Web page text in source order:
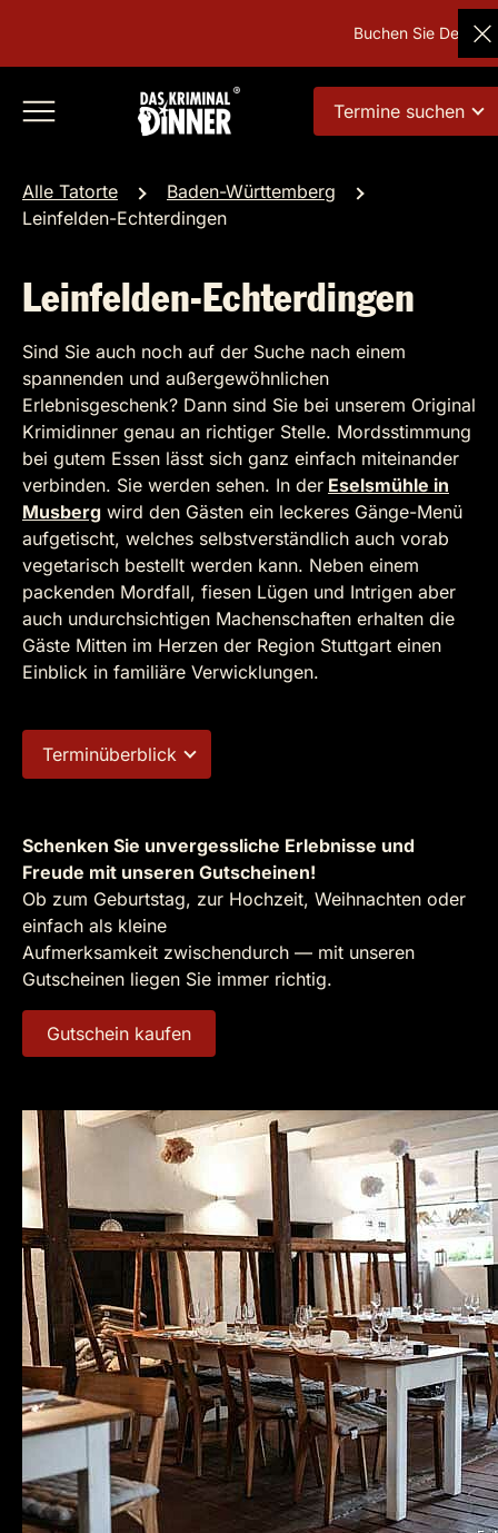
Buchen Sie
Termine suchen
Alle Tatorte
Baden-Württemberg
Leinfelden-Echterdingen
Leinfelden-Echterdingen
Sind Sie auch noch auf der Suche nach einem
spannenden und außergewöhnlichen
Erlebnisgeschenk? Dann sind Sie bei unserem Original
Krimidinner genau an richtiger Stelle. Mordsstimmung
bei gutem Essen lässt sich ganz einfach miteinander
verbinden. Sie werden sehen. In der Eselsmühle in
Musberg wird den Gästen ein leckeres Gänge-Menü
aufgetischt, welches selbstverständlich auch vorab
vegetarisch bestellt werden kann. Neben einem
packenden Mordfall, fiesen Lügen und Intrigen aber
auch undurchsichtigen Machenschaften erhalten die
Gäste Mitten im Herzen der Region Stuttgart einen
Einblick in familiäre Verwicklungen.
Terminüberblick
Schenken Sie unvergessliche Erlebnisse und
Freude mit unseren Gutscheinen!
Ob zum Geburtstag, zur Hochzeit, Weihnachten oder
einfach als kleine
Aufmerksamkeit zwischendurch — mit unseren
Gutscheinen liegen Sie immer richtig.
Gutschein kaufen